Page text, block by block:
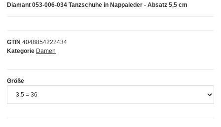
GTIN 4048854222434
Kategorie Damen
Diamant 053-006-034 Tanzschuhe in Nappaleder - Absatz 5,5 cm
Größe